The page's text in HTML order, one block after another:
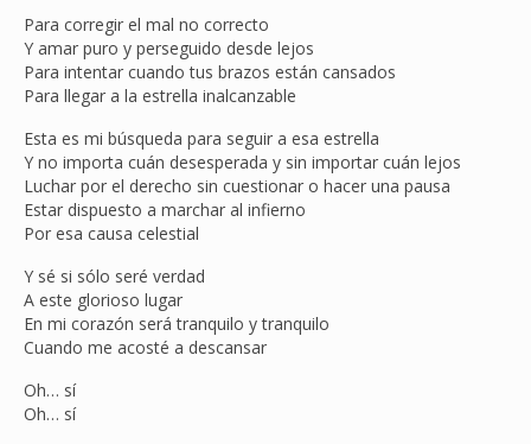
Para corregir el mal no correcto
Y amar puro y perseguido desde lejos
Para intentar cuando tus brazos están cansados
Para llegar a la estrella inalcanzable
Esta es mi búsqueda para seguir a esa estrella
Y no importa cuán desesperada y sin importar cuán lejos
Luchar por el derecho sin cuestionar o hacer una pausa
Estar dispuesto a marchar al infierno
Por esa causa celestial
Y sé si sólo seré verdad
A este glorioso lugar
En mi corazón será tranquilo y tranquilo
Cuando me acosté a descansar
Oh… sí
Oh… sí